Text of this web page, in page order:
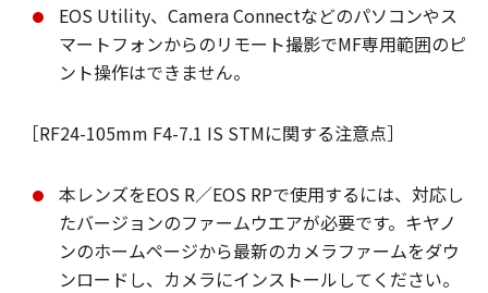
EOS Utility、Camera Connectなどのパソコンやス
マートフォンからのリモート撮影でMF専用範囲のピ
ント操作はできません。
［RF24-105mm F4-7.1 IS STMに関する注意点］
本レンズをEOS R／EOS RPで使用するには、対応し
たバージョンのファームウエアが必要です。キヤノ
ンのホームページから最新のカメラファームをダウ
ンロードし、カメラにインストールしてください。